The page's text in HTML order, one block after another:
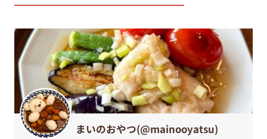
まいのおやつ(@mainooyatsu)